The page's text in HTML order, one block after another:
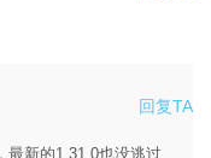
回复TA
最新的1.31.0也没逃过